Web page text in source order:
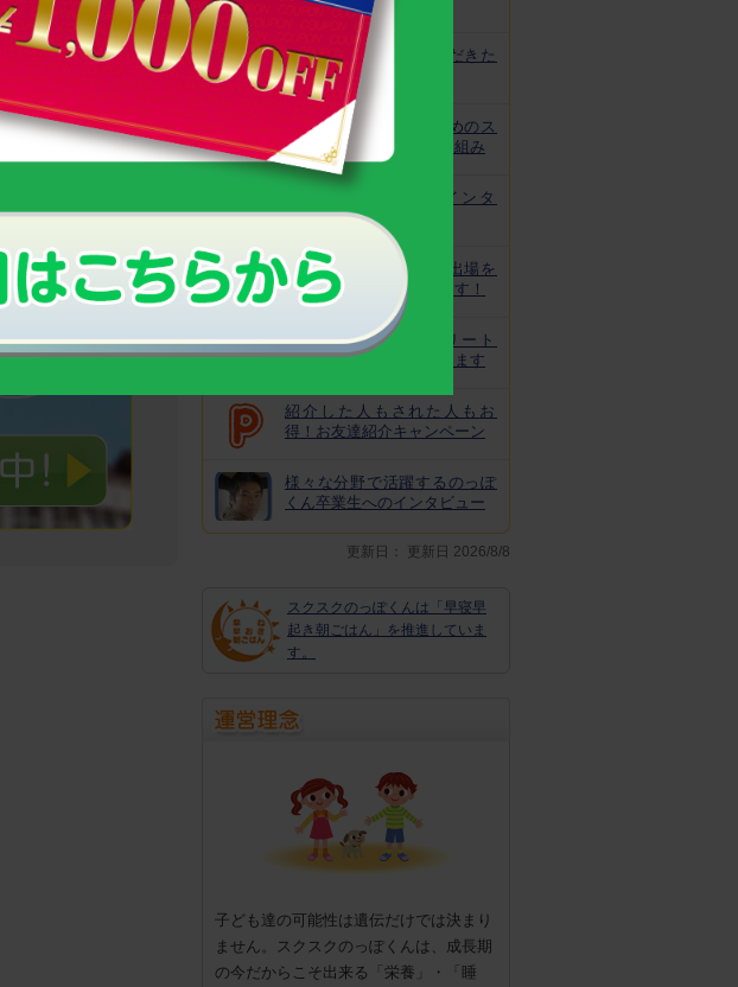
受賞！
非常時にお役立ていただきた
いトレーニング
皆様の安心と安全のためのス
クスクのっぽくんの取り組み
なでしこ宮間選手にインタ
ビュー！
ジュニアオリンピック出場を
目指してがんばっています！
世界で活躍するアスリート
キッズをサポートしています
紹介した人もされた人もお
得！お友達紹介キャンペーン
様々な分野で活躍するのっぽ
くん卒業生へのインタビュー
更新日： 更新日 2026/8/8
スクスクのっぽくんは「早寝早
起き朝ごはん」を推進していま
す。
子ども達の可能性は遺伝だけでは決まり
ません。スクスクのっぽくんは、成長期
の今だからこそ出来る「栄養」・「睡